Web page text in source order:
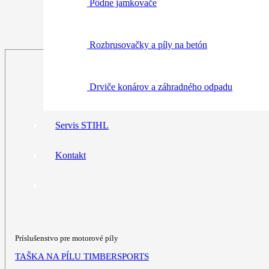
Pôdne jamkovače
Rozbrusovačky a píly na betón
Drviče konárov a záhradného odpadu
Servis STIHL
Kontakt
Príslušenstvo pre motorové píly
TAŠKA NA PÍLU TIMBERSPORTS